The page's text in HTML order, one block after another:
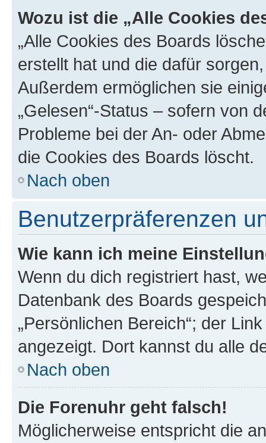
Wozu ist die „Alle Cookies
„Alle Cookies des Boards
erstellt hat und die dafür
Außerdem ermöglichen sie
„Gelesen“-Status – sofern von
Probleme bei der An- oder
die Cookies des Boards löscht.
Nach oben
Benutzerpräferenzen
Wie kann ich meine
Wenn du dich registriert hast,
Datenbank des Boards
„Persönlichen Bereich“; der
angezeigt. Dort kannst du alle
Nach oben
Die Forenuhr geht falsch!
Möglicherweise entspricht die